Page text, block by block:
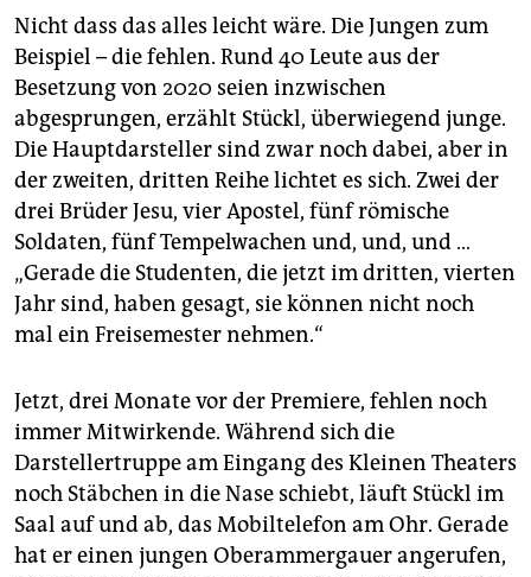
Nicht dass das alles leicht wäre. Die Jungen zum
Beispiel – die fehlen. Rund 40 Leute aus der
Besetzung von 2020 seien inzwischen
abgesprungen, erzählt Stückl, überwiegend junge.
Die Haupt­dar­stel­le­r sind zwar noch dabei, aber in
der zweiten, dritten Reihe lichtet es sich. Zwei der
drei Brüder Jesu, vier Apostel, fünf römische
Soldaten, fünf Tempelwachen und, und, und …
„Gerade die Studenten, die jetzt im dritten, vierten
Jahr sind, haben gesagt, sie können nicht noch
mal ein Freisemester nehmen.“
Jetzt, drei Monate vor der Premiere, fehlen noch
immer Mitwirkende. Während sich die
Darstellertruppe am Eingang des Kleinen Theaters
noch Stäbchen in die Nase schiebt, läuft Stückl im
Saal auf und ab, das Mobiltelefon am Ohr. Gerade
hat er einen jungen Oberammergauer angerufen,